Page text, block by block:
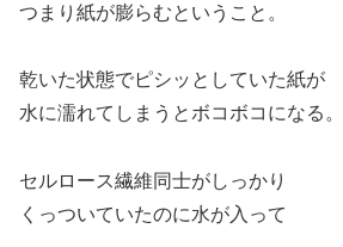
つまり紙が膨らむということ。
乾いた状態でピシッとしていた紙が
水に濡れてしまうとボコボコになる。
セルロース繊維同士がしっかり
くっついていたのに水が入って